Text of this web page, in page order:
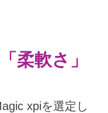
柔軟さ」
xpiを選定し